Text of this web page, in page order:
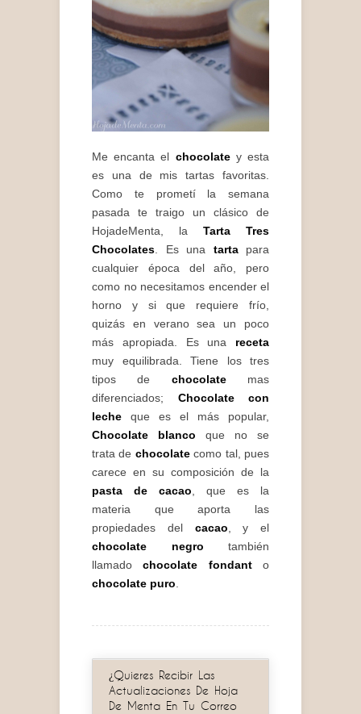
Me encanta el chocolatey esta
es una de mis tartas favoritas.
Como te prometí la semana
pasada te traigo un clásico de
HojadeMenta, la Tarta Tres
Chocolates . Es una tartapara
cualquier época del año, pero
como no necesitamos encender el
horno y si que requiere frío,
quizás en verano sea un poco
más apropiada. Es una receta
muy equilibrada. Tiene los tres
tipos de chocolatemas
diferenciados; Chocolate con
leche que es el más popular,
Chocolate blanco que no se
trata de chocolatecomo tal, pues
carece en su composición de la
pasta de cacao , que es la
materia que aporta las
propiedades del cacao , y el
chocolate negro también
llamadochocolate fondanto
chocolate puro
¿Quieres Recibir Las
Actualizaciones De Hoja
De Menta En Tu Correo